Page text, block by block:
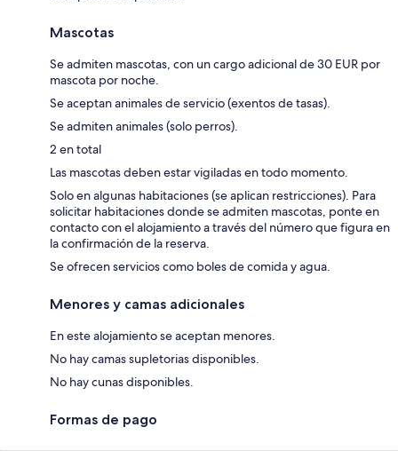
Mascotas
Se admiten mascotas, con un cargo adicional de 30 EUR por
mascota por noche.
Se aceptan animales de servicio (exentos de tasas).
Se admiten animales (solo perros).
2 en total
Las mascotas deben estar vigiladas en todo momento.
Solo en algunas habitaciones (se aplican restricciones). Para
solicitar habitaciones donde se admiten mascotas, ponte en
contacto con el alojamiento a través del número que figura en
la confirmación de la reserva.
Se ofrecen servicios como boles de comida y agua.
Menores y camas adicionales
En este alojamiento se aceptan menores.
No hay camas supletorias disponibles.
No hay cunas disponibles.
Formas de pago